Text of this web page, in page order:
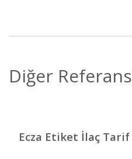
Diğer
Ecza Etiket İlaç